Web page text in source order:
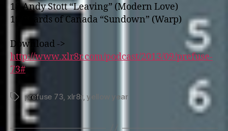
18 Andy Stott “Leaving” (Modern Love)
19 Boards of Canada “Sundown” (Warp)
Download ->
http://www.xlr8r.com/podcast/2013/09/prefuse-
73#
Tagsprefuse 73 xlr8r,yellow year